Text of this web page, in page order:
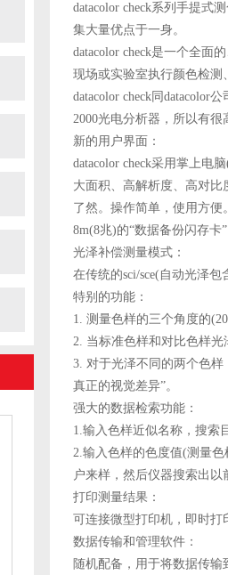
datacolor check系列手提式
集大量优点于一身。
datacolor check是一个全面
现场或实验室执行颜色检测
datacolor check同datacolor
2000光电分析器，所以有
新的用户界面：
datacolor check采用掌上电
大面积、高解析度、高对
了然。操作简单，使用方
8m(8兆)的“数据备份闪存
光泽补偿测量模式：
在传统的sci/sce(自动光泽
特别的功能：
1. 测量色样的三个角度的
2. 当标准色样和对比色样
3. 对于光泽不同的两个色样
真正的视觉差异”。
强大的数据检索功能：
1.输入色样近似名称，搜索
2.输入色样的色度值(测量
户来样，然后仪器搜索出
打印测量结果：
可连接微型打印机，即时打
数据传输和管理软件：
随机配备，用于将数据传